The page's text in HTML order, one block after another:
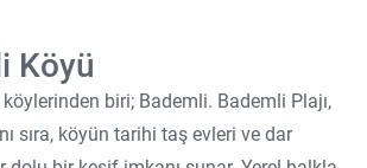
Köyü
biri; Bademli. Bademli Plajı,
sıra, köyün tarihi taş evleri ve dar